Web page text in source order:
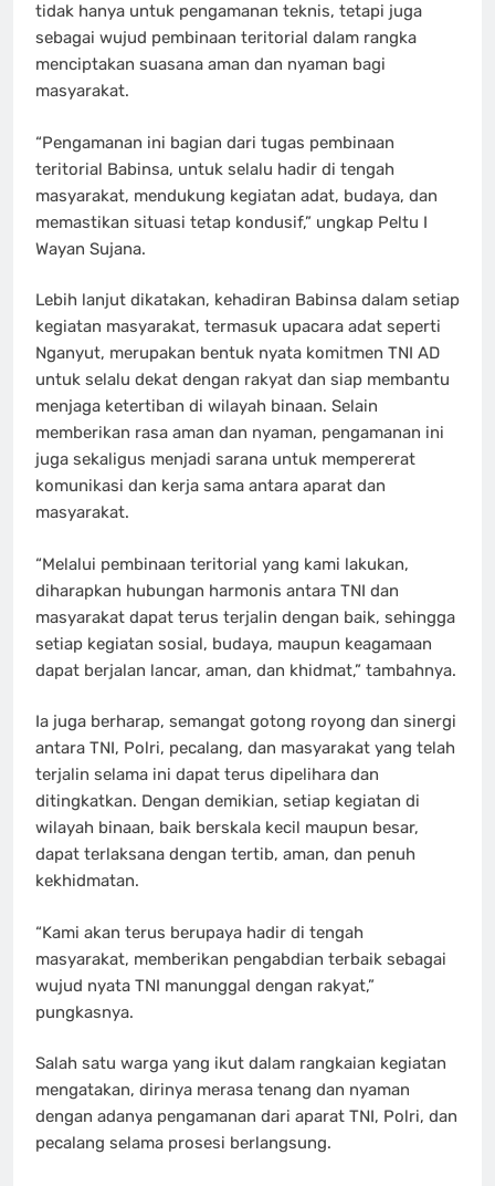
tidak hanya untuk pengamanan teknis, tetapi juga
sebagai wujud pembinaan teritorial dalam rangka
menciptakan suasana aman dan nyaman bagi
masyarakat.
“Pengamanan ini bagian dari tugas pembinaan
teritorial Babinsa, untuk selalu hadir di tengah
masyarakat, mendukung kegiatan adat, budaya, dan
memastikan situasi tetap kondusif,” ungkap Peltu I
Wayan Sujana.
Lebih lanjut dikatakan, kehadiran Babinsa dalam setiap
kegiatan masyarakat, termasuk upacara adat seperti
Nganyut, merupakan bentuk nyata komitmen TNI AD
untuk selalu dekat dengan rakyat dan siap membantu
menjaga ketertiban di wilayah binaan. Selain
memberikan rasa aman dan nyaman, pengamanan ini
juga sekaligus menjadi sarana untuk mempererat
komunikasi dan kerja sama antara aparat dan
masyarakat.
“Melalui pembinaan teritorial yang kami lakukan,
diharapkan hubungan harmonis antara TNI dan
masyarakat dapat terus terjalin dengan baik, sehingga
setiap kegiatan sosial, budaya, maupun keagamaan
dapat berjalan lancar, aman, dan khidmat,” tambahnya.
Ia juga berharap, semangat gotong royong dan sinergi
antara TNI, Polri, pecalang, dan masyarakat yang telah
terjalin selama ini dapat terus dipelihara dan
ditingkatkan. Dengan demikian, setiap kegiatan di
wilayah binaan, baik berskala kecil maupun besar,
dapat terlaksana dengan tertib, aman, dan penuh
kekhidmatan.
“Kami akan terus berupaya hadir di tengah
masyarakat, memberikan pengabdian terbaik sebagai
wujud nyata TNI manunggal dengan rakyat,”
pungkasnya.
Salah satu warga yang ikut dalam rangkaian kegiatan
mengatakan, dirinya merasa tenang dan nyaman
dengan adanya pengamanan dari aparat TNI, Polri, dan
pecalang selama prosesi berlangsung.